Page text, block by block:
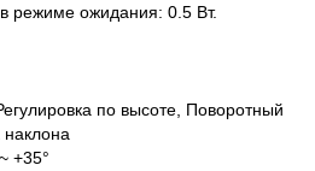
режиме ожидания: 0.5 Вт.
по высоте, Поворотный
наклона
+35°